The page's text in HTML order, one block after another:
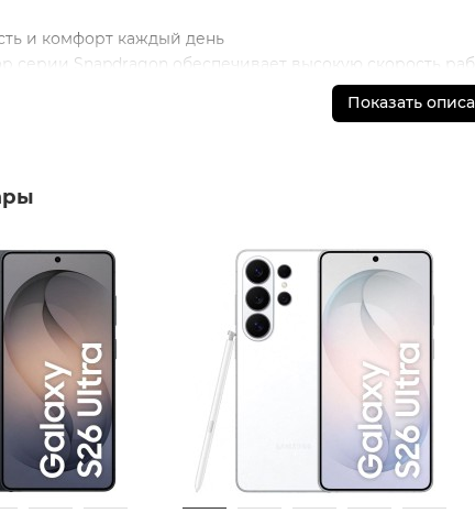
и комфорт каждый день
Snapdragon обеспечивает высокую скорость
мА·ч - длительное время работы без лишних
охлаждения - смартфон эффективнее справляется с
и наличие товара, а также порядок доставки
не предустановлены обязательные приложения,
Показать